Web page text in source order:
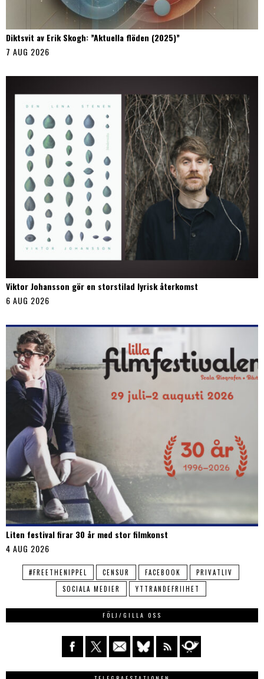
Diktsvit av Erik Skogh: ”Aktuella flöden (2025)”
7 AUG 2026
Viktor Johansson gör en storstilad lyrisk återkomst
6 AUG 2026
Liten festival firar 30 år med stor filmkonst
4 AUG 2026
#FREETHENIPPEL CENSUR FACEBOOK
PRIVATLIV
SOCIALA MEDIER
YTTRANDEFRIIHET
FÖLJ/GILLA OSS